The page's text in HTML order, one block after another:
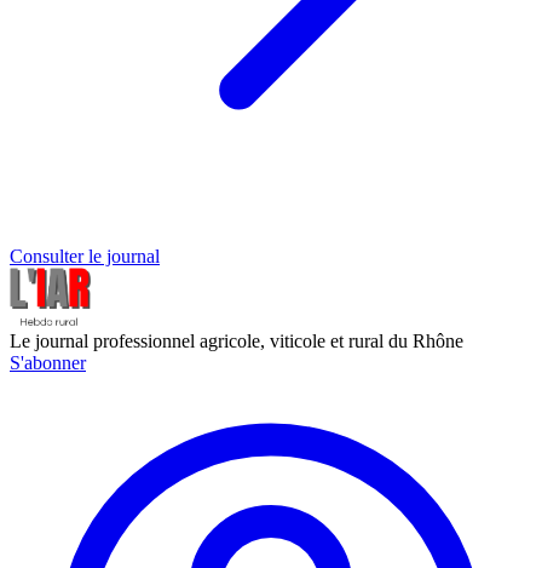
Consulter le journal
Le journal professionnel agricole, viticole et rural du Rhône
S'abonner